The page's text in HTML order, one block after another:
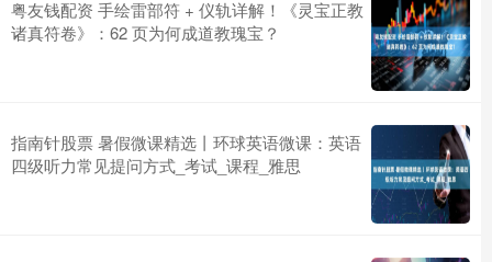
粤友钱配资 手绘雷部符 + 仪轨详解！《灵宝正教
诸真符卷》：62 页为何成道教瑰宝？
指南针股票 暑假微课精选丨环球英语微课：英语
四级听力常见提问方式_考试_课程_雅思